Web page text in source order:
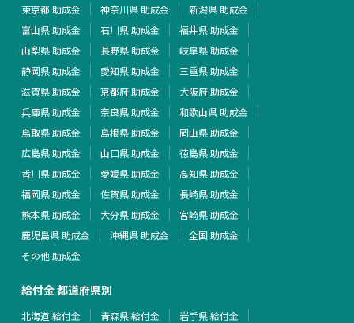
東京都 助成金
神奈川県 助成金
新潟県 助成金
富山県 助成金
石川県 助成金
福井県 助成金
山梨県 助成金
長野県 助成金
岐阜県 助成金
静岡県 助成金
愛知県 助成金
三重県 助成金
滋賀県 助成金
京都府 助成金
大阪府 助成金
兵庫県 助成金
奈良県 助成金
和歌山県 助成金
鳥取県 助成金
島根県 助成金
岡山県 助成金
広島県 助成金
山口県 助成金
徳島県 助成金
香川県 助成金
愛媛県 助成金
高知県 助成金
福岡県 助成金
佐賀県 助成金
長崎県 助成金
熊本県 助成金
大分県 助成金
宮崎県 助成金
鹿児島県 助成金
沖縄県 助成金
全国 助成金
その他 助成金
給付金 都道府県別
北海道 給付金 青森県 給付金
岩手県 給付金